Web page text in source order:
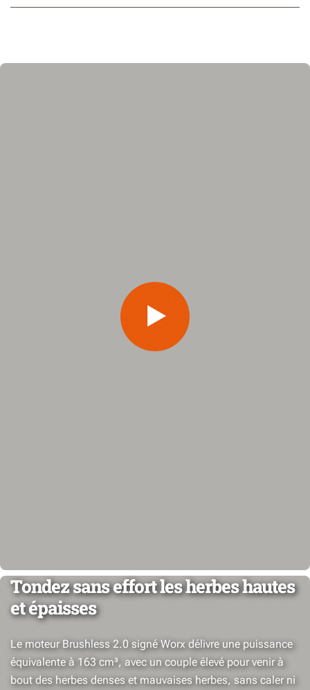
Tondez sans effort les herbes hautes
et épaisses
Le moteur Brushless 2.0 signé Worx délivre une puissance
équivalente à 163 cm³, avec un couple élevé pour venir à
bout des herbes denses et mauvaises herbes, sans caler ni